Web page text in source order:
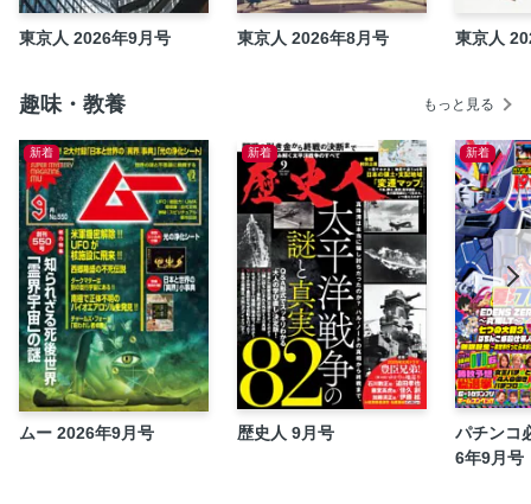
たまれたまち
【レコード店】松永良平／喧騒を離れ時代を超え、悠然と存
在する音楽の場所
【富士塚】有坂蓉子／究極の富士山ＬOＶＥ
【チェーンストア】谷頭和希／異質、執念、効率を超越する
過剰さ
【古墳】スソアキコ／景色よし、散歩よし、面白いエピソー
ドがある
東京人増刊号／都市出版の書籍
東京異国ごはん巡り（25）最終回スペシャル すべての旅は
食卓に戻る 文・池澤春菜、写真・伊東武志
曇天記（213）納屋につながれた牛のように 文・堀江敏
幸、写真・鈴木理策
都市と環境（27）今宵はホッピーをこの店で！ ／神奈川県
東京人 2026年9月号 東京人 2026年8月号 東京人
趣味・教養 もっと見る
新着
ムー 2026年9月号
新着
歴史人 9月号
新着
パチンコ
6年9月号